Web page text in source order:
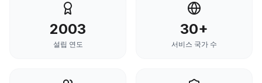
2003
설립 연도
30+
서비스 국가 수